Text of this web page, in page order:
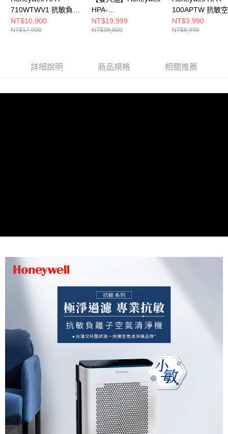
710WTWV1 抗敏負離
子空氣清淨機
NT$10,900
NT$17,900
HPA-
710WTWV1+HPA-
720WTWV1 抗敏負離
NT$19,999
NT$38,800
100APTW 抗敏
淨機
NT$3,990
NT$6,990
詳細說明 商品規格 相關推薦